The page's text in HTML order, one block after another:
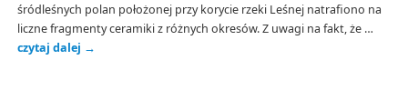
śródleśnych polan położonej przy korycie rzeki Leśnej natrafiono na
liczne fragmenty ceramiki z różnych okresów. Z uwagi na fakt, że …
czytaj dalej →